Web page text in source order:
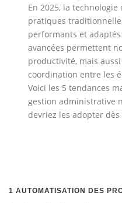
En 2025, la
pratiques
performants et
avancées permettent
productivité, mais
coordination entre les
Voici les 5 tendances
gestion administrative
devriez les adopter dès
1 AUTOMATISATION DES